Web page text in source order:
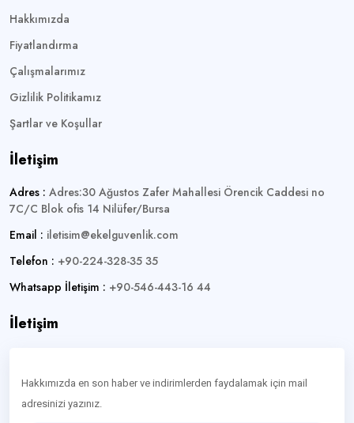
Hakkımızda
Fiyatlandırma
Çalışmalarımız
Gizlilik Politikamız
Şartlar ve Koşullar
İletişim
Adres : Adres:30 Ağustos Zafer Mahallesi Örencik Caddesi no
7C/C Blok ofis 14 Nilüfer/Bursa
Email : iletisim@ekelguvenlik.com
Telefon : +90-224-328-35 35
Whatsapp İletişim : +90-546-443-16 44
İletişim
Hakkımızda en son haber ve indirimlerden faydalamak için mail
adresinizi yazınız.